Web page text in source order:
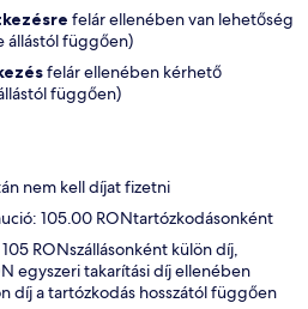
felár ellenében van lehetőség
állástól függően)
felár ellenében kérhető
függően)
nem kell díjat fizetni
105.00 RONtartózkodásonként
RONszállásonként külön díj,
egyszeri takarítási díj ellenében
díj a tartózkodás hosszától függően